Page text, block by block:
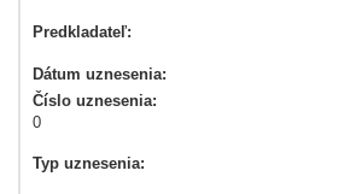
Predkladateľ:
Dátum uznesenia:
Číslo uznesenia:
0
Typ uznesenia: